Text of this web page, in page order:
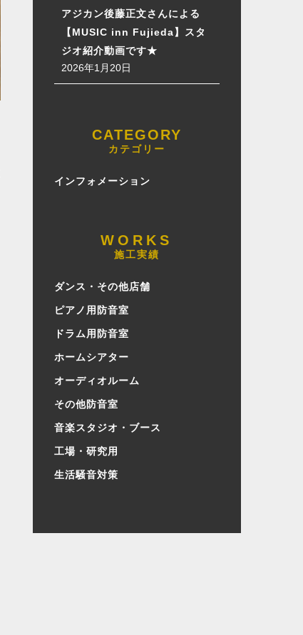
アジカン後藤正文さんによる
【MUSIC inn Fujieda】スタ
ジオ紹介動画です★
2026年1月20日
カテゴリー
インフォメーション
施工実績
ダンス・その他店舗
ピアノ用防音室
ドラム用防音室
ホームシアター
オーディオルーム
その他防音室
音楽スタジオ・ブース
工場・研究用
生活騒音対策